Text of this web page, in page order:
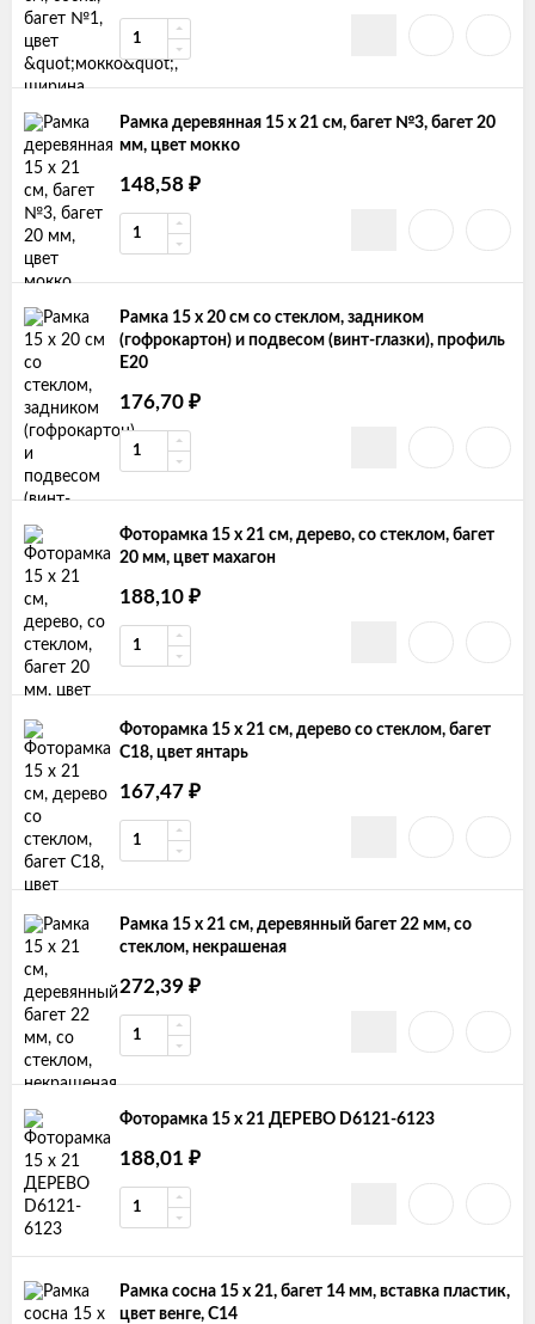
Рамка деревянная 15 х 21 см, багет №3, багет 20
мм, цвет мокко
148,58 ₽
Рамка 15 х 20 см со стеклом, задником
(гофрокартон) и подвесом (винт-глазки), профиль
Е20
176,70 ₽
Фоторамка 15 х 21 см, дерево, со стеклом, багет
20 мм, цвет махагон
188,10 ₽
Фоторамка 15 х 21 см, дерево со стеклом, багет
С18, цвет янтарь
167,47 ₽
Рамка 15 х 21 см, деревянный багет 22 мм, со
стеклом, некрашеная
272,39 ₽
Фоторамка 15 х 21 ДЕРЕВО D6121-6123
188,01 ₽
Рамка сосна 15 х 21, багет 14 мм, вставка пластик,
цвет венге, С14